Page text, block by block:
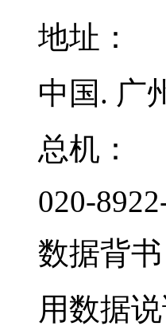
地址：
中国. 广
总机：
020-
数据背书
用数据